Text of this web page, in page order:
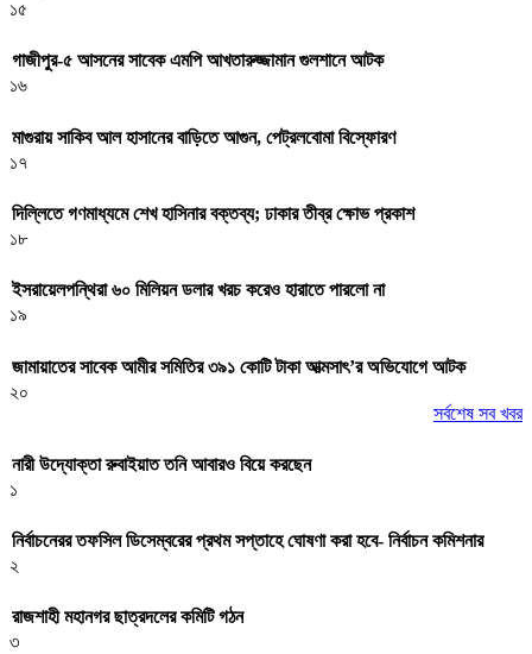
১৫
গাজীপুর-৫ আসনের সাবেক এমপি আখতারুজ্জামান গুলশানে আটক
১৬
মাগুরায় সাকিব আল হাসানের বাড়িতে আগুন, পেট্রলবোমা বিস্ফোরণ
১৭
দিল্লিতে গণমাধ্যমে শেখ হাসিনার বক্তব্য; ঢাকার তীব্র ক্ষোভ প্রকাশ
১৮
ইসরায়েলপন্থিরা ৬০ মিলিয়ন ডলার খরচ করেও হারাতে পারলো না
১৯
জামায়াতের সাবেক আমীর সমিতির ৩৯১ কোটি টাকা আত্মসাৎ’র অভিযোগে আটক
২০
সর্বশেষ সব খবর
নারী উদ্যোক্তা রুবাইয়াত তনি আবারও বিয়ে করছেন
১
নির্বাচনেরর তফসিল ডিসেম্বরের প্রথম সপ্তাহে ঘোষণা করা হবে- নির্বাচন কমিশনার
২
রাজশাহী মহানগর ছাত্রদলের কমিটি গঠন
৩